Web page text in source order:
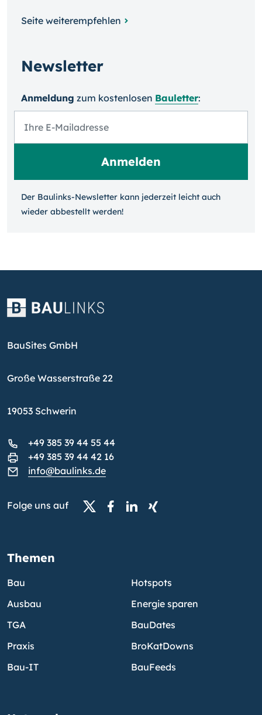
Seite weiterempfehlen
Newsletter
Anmeldung zum kosten­losen Bauletter:
Der Baulinks-Newsletter kann jeder­zeit leicht auch
wieder ab­bestellt werden!
BauSites GmbH
Große Wasserstraße 22
19053 Schwerin
+49 385 39 44 55 44
+49 385 39 44 42 16
info@baulinks.de
Folge uns auf
Themen
Bau
Ausbau
TGA
Praxis
Bau-IT
Hotspots
Energie sparen
BauDates
BroKatDowns
BauFeeds